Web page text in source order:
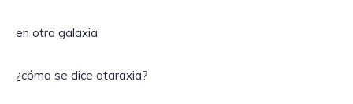
en otra galaxia
¿cómo se dice ataraxia?